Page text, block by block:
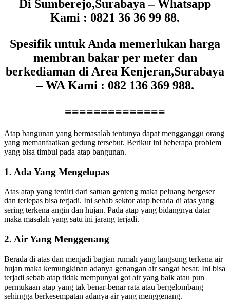
Di Sumberejo,Surabaya – Whatsapp
Kami : 0821 36 36 99 88.
Spesifik untuk Anda memerlukan harga
membran bakar per meter dan
berkediaman di Area Kenjeran,Surabaya
– WA Kami : 082 136 369 988.
==============
Atap bangunan yang bermasalah tentunya dapat mengganggu orang
yang memanfaatkan gedung tersebut. Berikut ini beberapa problem
yang bisa timbul pada atap bangunan.
1. Ada Yang Mengelupas
Atas atap yang terdiri dari satuan genteng maka peluang bergeser
dan terlepas bisa terjadi. Ini sebab sektor atap berada di atas yang
sering terkena angin dan hujan. Pada atap yang bidangnya datar
maka masalah yang satu ini jarang terjadi.
2. Air Yang Menggenang
Berada di atas dan menjadi bagian rumah yang langsung terkena air
hujan maka kemungkinan adanya genangan air sangat besar. Ini bisa
terjadi sebab atap tidak mempunyai got air yang baik atau pun
permukaan atap yang tak benar-benar rata atau bergelombang
sehingga berkesempatan adanya air yang menggenang.